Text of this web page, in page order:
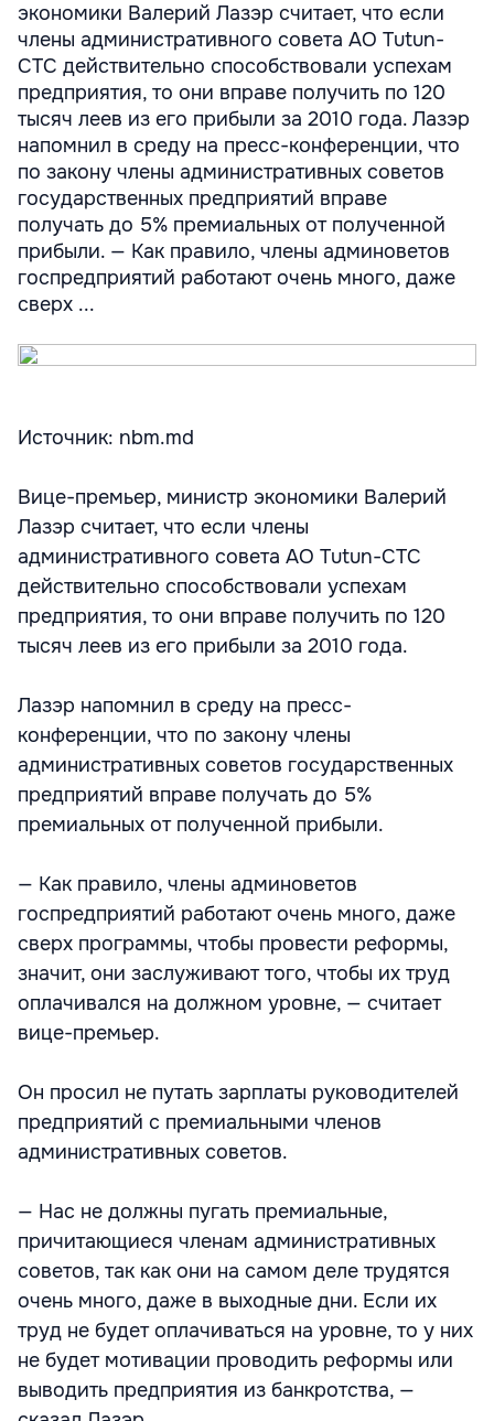
экономики Валерий Лазэр считает, что если
члены административного совета АО Tutun-
CTC действительно способствовали успехам
предприятия, то они вправе получить по 120
тысяч леев из его прибыли за 2010 года. Лазэр
напомнил в среду на пресс-конференции, что
по закону члены административных советов
государственных предприятий вправе
получать до 5% премиальных от полученной
прибыли. — Как правило, члены админоветов
госпредприятий работают очень много, даже
сверх ...
Источник: nbm.md
Вице-премьер, министр экономики Валерий
Лазэр считает, что если члены
административного совета АО Tutun-CTC
действительно способствовали успехам
предприятия, то они вправе получить по 120
тысяч леев из его прибыли за 2010 года.
Лазэр напомнил в среду на пресс-
конференции, что по закону члены
административных советов государственных
предприятий вправе получать до 5%
премиальных от полученной прибыли.
— Как правило, члены админоветов
госпредприятий работают очень много, даже
сверх программы, чтобы провести реформы,
значит, они заслуживают того, чтобы их труд
оплачивался на должном уровне, — считает
вице-премьер.
Он просил не путать зарплаты руководителей
предприятий с премиальными членов
административных советов.
— Нас не должны пугать премиальные,
причитающиеся членам административных
советов, так как они на самом деле трудятся
очень много, даже в выходные дни. Если их
труд не будет оплачиваться на уровне, то у них
не будет мотивации проводить реформы или
выводить предприятия из банкротства, —